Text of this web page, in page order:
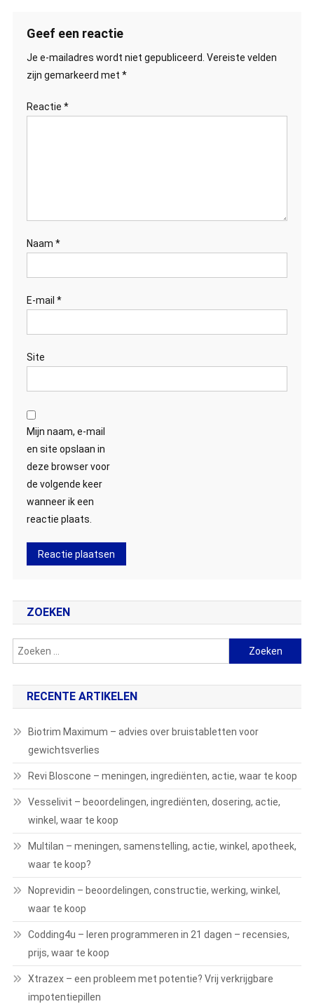
Geef een reactie
Je e-mailadres wordt niet gepubliceerd. Vereiste velden
zijn gemarkeerd met *
Reactie *
Naam *
E-mail *
Site
Mijn naam, e-mail
en site opslaan in
deze browser voor
de volgende keer
wanneer ik een
reactie plaats.
ZOEKEN
Zoeken
naar:
RECENTE ARTIKELEN
Biotrim Maximum – advies over bruistabletten voor
gewichtsverlies
Revi Bloscone – meningen, ingrediënten, actie, waar te koop
Vesselivit – beoordelingen, ingrediënten, dosering, actie,
winkel, waar te koop
Multilan – meningen, samenstelling, actie, winkel, apotheek,
waar te koop?
Noprevidin – beoordelingen, constructie, werking, winkel,
waar te koop
Codding4u – leren programmeren in 21 dagen – recensies,
prijs, waar te koop
Xtrazex – een probleem met potentie? Vrij verkrijgbare
impotentiepillen